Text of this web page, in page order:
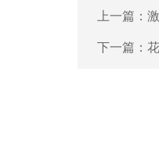
上一篇：
下一篇：